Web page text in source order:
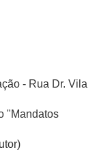
- Rua Dr. Vila
"Mandatos